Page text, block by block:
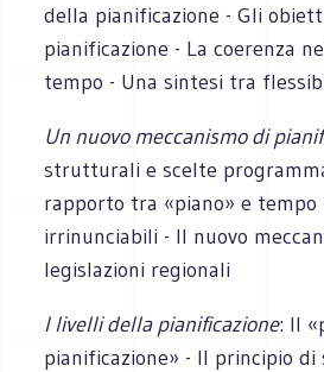
della pianificazione - Gli
pianificazione - La coerenza
tempo - Una sintesi tra
Un nuovo meccanismo di
strutturali e scelte
rapporto tra «piano» e tempo
irrinunciabili - Il nuovo
legislazioni regionali
I livelli della pianificazione: Il
pianificazione» - Il principio di